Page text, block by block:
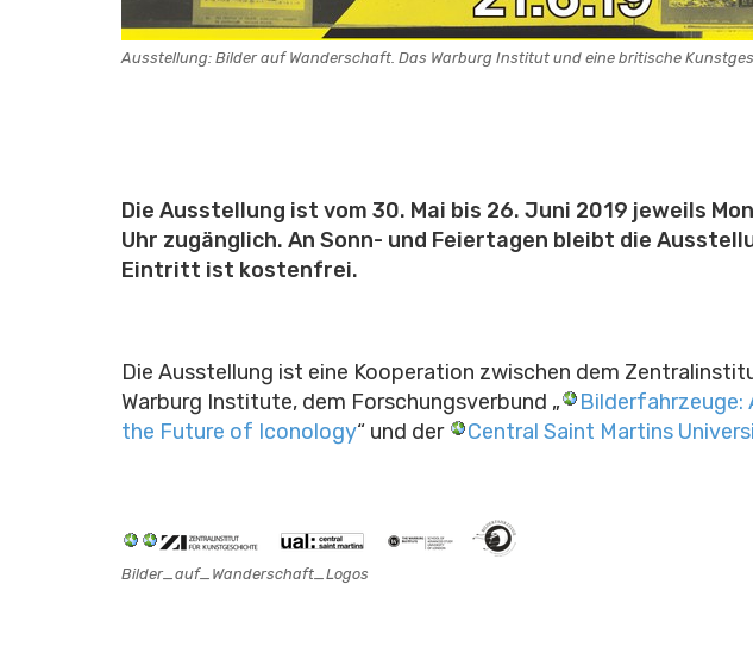
Ausstellung: Bilder auf Wanderschaft. Das Warburg Institut und eine britische
Die Ausstellung ist vom 30. Mai bis 26. Juni 2019 jeweils
Uhr zugänglich. An Sonn- und Feiertagen bleibt die
Eintritt ist kostenfrei.
Die Ausstellung ist eine Kooperation zwischen dem
Warburg Institute, dem Forschungsverbund „
Bilderfahrzeuge:
the Future of Iconology“ und der Central Saint Martins
Bilder_auf_Wanderschaft_Logos